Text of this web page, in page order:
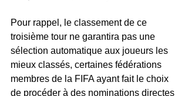
Pour rappel, le classement de ce
troisième tour ne garantira pas une
sélection automatique aux joueurs les
mieux classés, certaines fédérations
membres de la FIFA ayant fait le choix
de procéder à des nominations directes